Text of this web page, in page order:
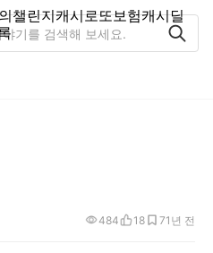
챌린지캐시로또보험캐시딜
1년 전
484 18 7